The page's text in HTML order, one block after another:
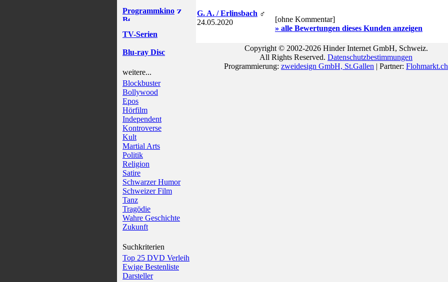
Programmkino
TV-Serien
Blu-ray Disc
weitere...
Blockbuster
Bollywood
Epos
Hörfilm
Independent
Kontroverse
Kult
Martial Arts
Politik
Religion
Satire
Schwarzer Humor
Schweizer Film
Tanz
Tragödie
Wahre Geschichte
Zukunft
Suchkriterien
Top 25 DVD Verleih
Ewige Bestenliste
Darsteller
G. A. / Erlinsbach ♂
24.05.2020
[ohne Kommentar]
» alle Bewertungen dieses Kunden anzeigen
Copyright © 2002-2026 Hinder Internet GmbH, Schweiz.
All Rights Reserved. Datenschutzbestimmungen
Programmierung: zweidesign GmbH, St.Gallen | Partner: Flohmarkt.ch